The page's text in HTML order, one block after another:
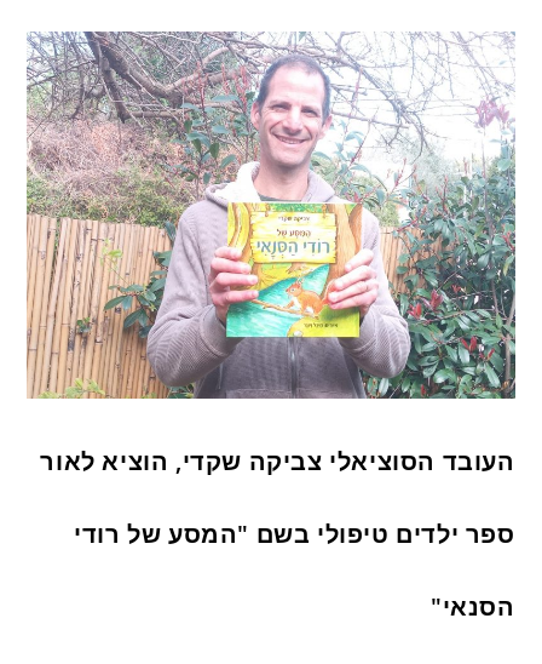
העובד הסוציאלי צביקה שקדי, הוציא לאור
ספר ילדים טיפולי בשם "המסע של רודי
הסנאי"